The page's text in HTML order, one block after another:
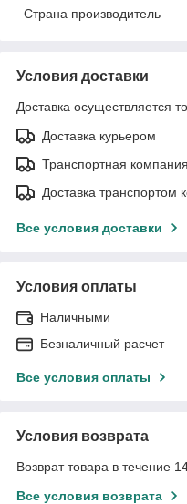
Страна производитель
Условия доставки
Доставка осуществляется
Доставка курьером
Транспортная компания
Доставка транспортом
Все условия доставки
Условия оплаты
Наличными
Безналичный расчет
Все условия оплаты
Условия возврата
Возврат товара в течение
Все условия возврата